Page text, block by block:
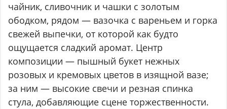
чайник, сливочник и чашки с золотым
ободком, рядом — вазочка с вареньем и горка
свежей выпечки, от которой как будто
ощущается сладкий аромат. Центр
композиции — пышный букет нежных
розовых и кремовых цветов в изящной вазе;
за ним — высокие свечи и резная спинка
стула, добавляющие сцене торжественности.